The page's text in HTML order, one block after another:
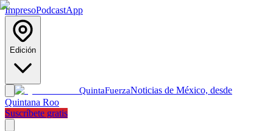
ImpresoPodcastApp
Edición
QuintaFuerzaNoticias de México, desde
Quintana Roo
Suscríbete gratis